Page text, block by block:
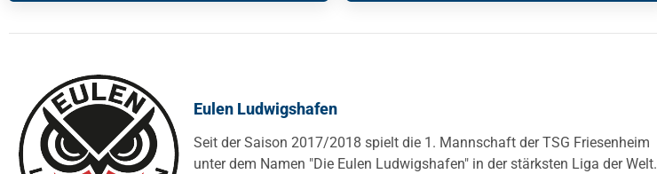
Eulen Ludwigshafen
Seit der Saison 2017/2018 spielt die 1. Mannschaft der TSG Friesenheim
unter dem Namen "Die Eulen Ludwigshafen" in der stärksten Liga der Welt.